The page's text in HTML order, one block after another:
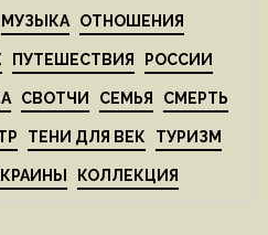
МУЗЫКА ОТНОШЕНИЯ
ПУТЕШЕСТВИЯ РОССИИ
СВОТЧИ СЕМЬЯ СМЕРТЬ
ТЕНИ ДЛЯ ВЕК ТУРИЗМ
КОЛЛЕКЦИЯ